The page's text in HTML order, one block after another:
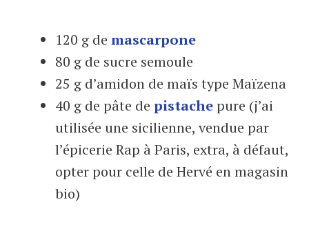
120 g de mascarpone
80 g de sucre semoule
25 g d’amidon de maïs type Maïzena
40 g de pâte de pistachepure (j’ai
utilisée une sicilienne, vendue par
l’épicerie Rap à Paris, extra, à défaut,
opter pour celle de Hervé en magasin
bio)